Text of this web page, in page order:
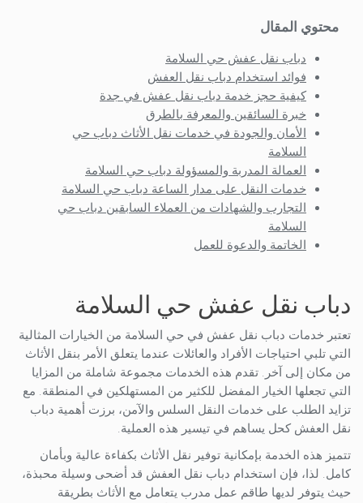
محتوي المقال
دباب نقل عفش حي السلامة
فوائد استخدام دباب نقل العفش
كيفية حجز خدمة دباب نقل عفش في جدة
خبرة السائقين والمعرفة بالطرق
الأمان والجودة في خدمات نقل الأثاث دباب حي
السلامة
العمالة المدربة والمسؤولة دباب حي السلامة
خدمات النقل على مدار الساعة دباب حي السلامة
التجارب والشهادات من العملاء السابقين دباب حي
السلامة
الخاتمة والدعوة للعمل
دباب نقل عفش حي السلامة
تعتبر خدمات دباب نقل عفش في حي السلامة من الخيارات المثالية
التي تلبي احتياجات الأفراد والعائلات عندما يتعلق الأمر بنقل الأثاث
من مكان إلى آخر. تقدم هذه الخدمات مجموعة شاملة من المزايا
التي تجعلها الخيار المفضل للكثير من المستهلكين في المنطقة. مع
تزايد الطلب على خدمات النقل السلس والآمن، برزت أهمية دباب
نقل العفش كحل يساهم في تيسير هذه العملية.
تتميز هذه الخدمة بإمكانية توفير نقل الأثاث بكفاءة عالية وبأمان
كامل. لذا، فإن استخدام دباب نقل العفش قد أضحى وسيلة محبذة،
حيث يتوفر لديها طاقم عمل مدرب يتعامل مع الأثاث بطريقة